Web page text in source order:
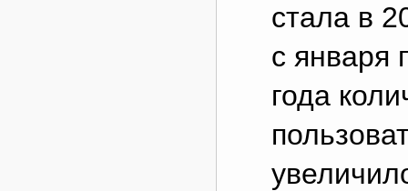
стала в
с января
года